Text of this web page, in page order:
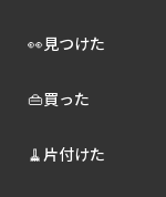
👀見つけた
👜買った
🧹片付けた